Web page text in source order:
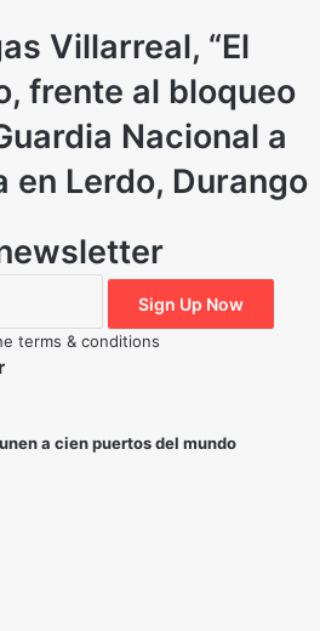
Villarreal, “El
frente al bloqueo
Nacional a
en Lerdo, Durango
terms & conditions
a cien puertos del mundo